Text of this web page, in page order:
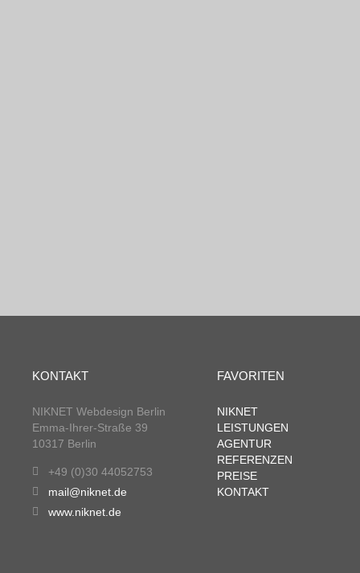
KONTAKT
NIKNET Webdesign Berlin
Emma-Ihrer-Straße 39
10317 Berlin
+49 (0)30 44052753
mail@niknet.de
www.niknet.de
FAVORITEN
NIKNET
LEISTUNGEN
AGENTUR
REFERENZEN
PREISE
KONTAKT